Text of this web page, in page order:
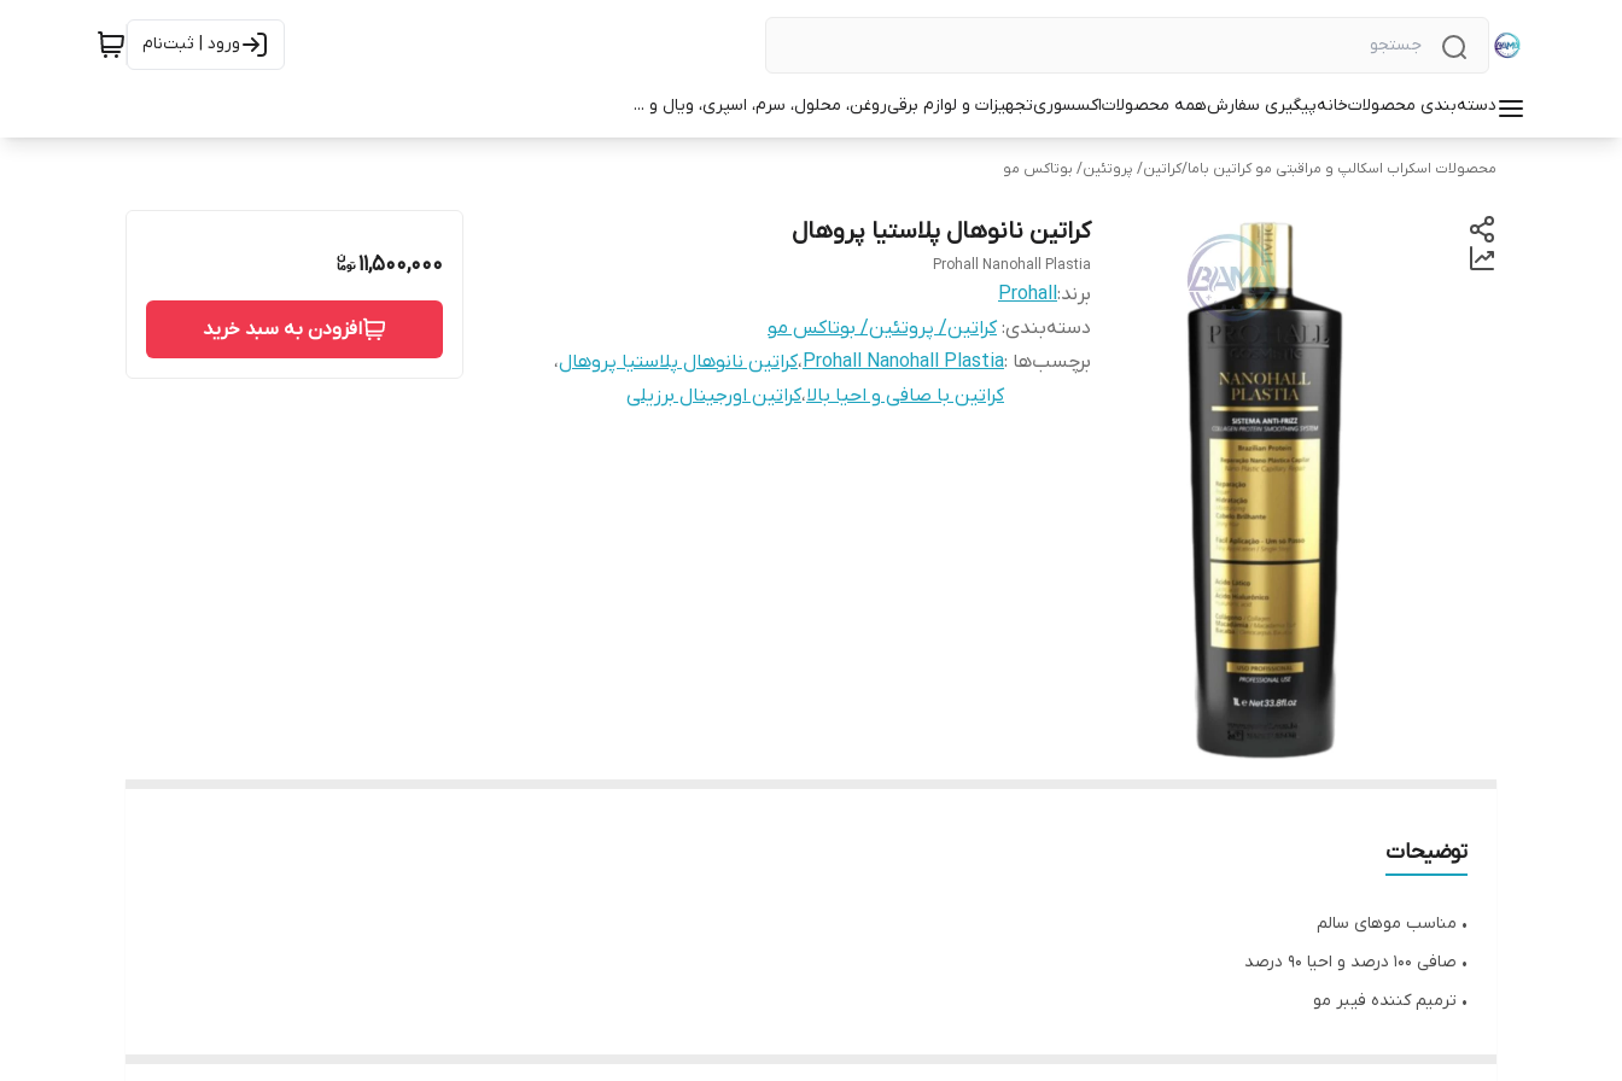
ورود | ثبت‌نام
دسته‌بندی محصولاتخانهپیگیری سفارشهمه محصولاتاکسسوریتجهیزات و لوازم برقیروغن، محلول، سرم، اسپری، ویال و ...
محصولات اسکراب اسکالپ و مراقبتی مو کراتین باما/کراتین/ پروتئین/ بوتاکس مو
کراتین نانوهال پلاستیا پروهال
Prohall Nanohall Plastia
برند:Prohall
دسته‌بندی:کراتین/ پروتئین/ بوتاکس مو
برچسب‌ها :Prohall Nanohall Plastia،کراتین نانوهال پلاستیا پروهال،
کراتین با صافی و احیا بالا،کراتین اورجینال برزیلی
11,500,000
افزودن به سبد خرید
توضیحات
• مناسب موهای سالم
• صافی ۱۰۰ درصد و احیا ۹۰ درصد
• ترمیم کننده فیبر مو